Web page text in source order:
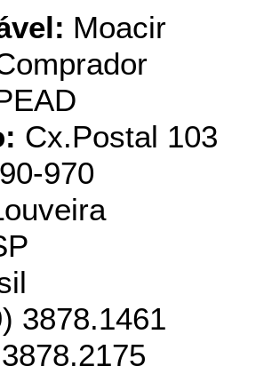
Moacir
Cx.Postal 103
970
3878.1461